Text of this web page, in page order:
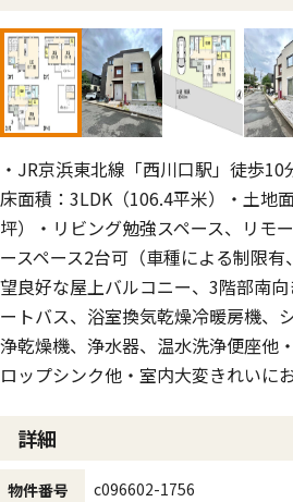
・JR京浜東北線「西川口駅」徒歩
床面積：3LDK（106.4平米）・土地
坪）・リビング勉強スペース、リモ
ースペース2台可（車種による制限有
望良好な屋上バルコニー、3階部南
ートバス、浴室換気乾燥冷暖房機、
浄乾燥機、浄水器、温水洗浄便座他
ロップシンク他・室内大変きれいに
詳細
物件番号 c096602-1756